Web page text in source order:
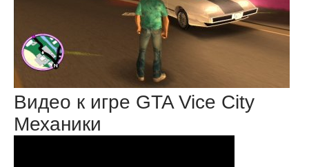
Видео к игре GTA Vice City
Механики